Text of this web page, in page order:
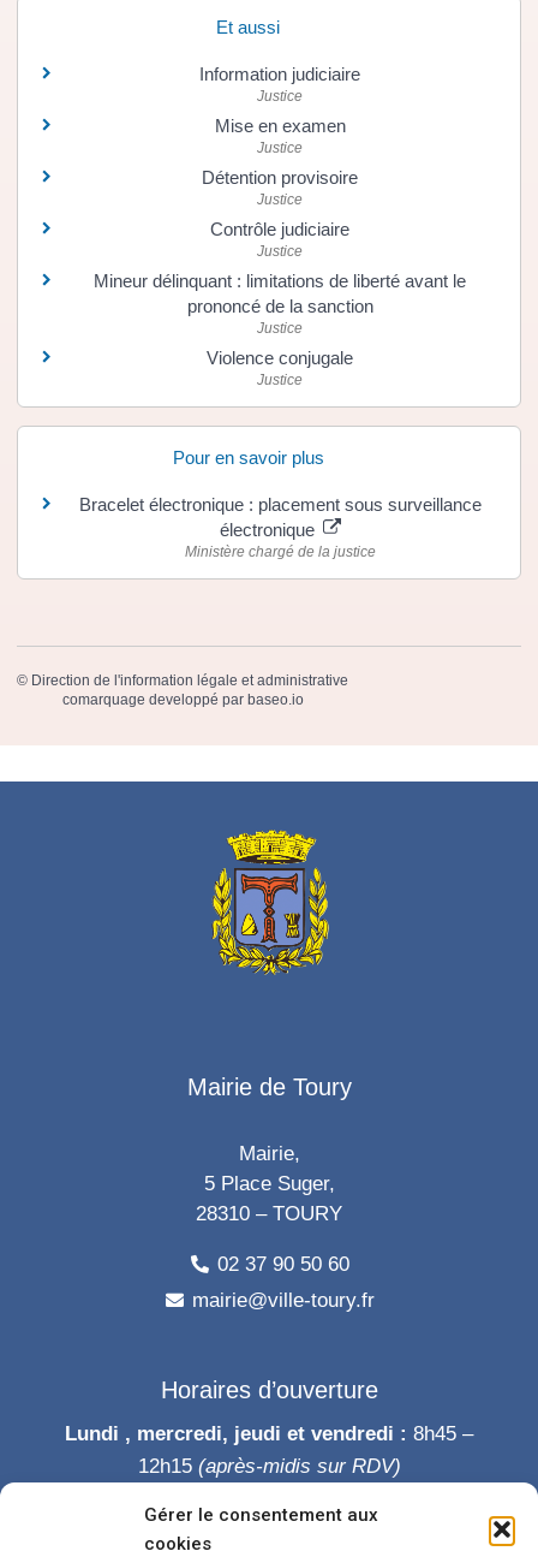
Gérer le consentement aux
cookies
Et aussi
Information judiciaire
Justice
Mise en examen
Justice
Détention provisoire
Justice
Contrôle judiciaire
Justice
Mineur délinquant : limitations de liberté avant le
prononcé de la sanction
Justice
Violence conjugale
Justice
Pour en savoir plus
Bracelet électronique : placement sous surveillance
électronique
Ministère chargé de la justice
© Direction de l'information légale et administrative
comarquage developpé par baseo.io
Mairie de Toury
Mairie,
5 Place Suger,
28310 – TOURY
02 37 90 50 60
mairie@ville-toury.fr
Horaires d’ouverture
Lundi , mercredi, jeudi et vendredi : 8h45 –
12h15 (après-midis sur RDV)